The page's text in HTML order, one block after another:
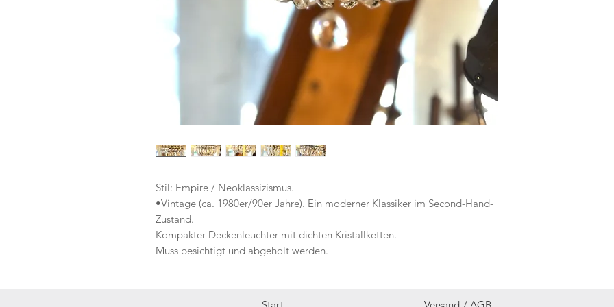
Stil: Empire / Neoklassizismus.
•Vintage (ca. 1980er/90er Jahre). Ein moderner Klassiker im Second-Hand-
Zustand.
Kompakter Deckenleuchter mit dichten Kristallketten.
Muss besichtigt und abgeholt werden.